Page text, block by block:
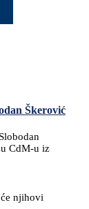
Škerović
CdM-u iz
njihovi